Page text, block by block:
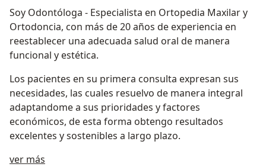
Soy Odontóloga - Especialista en Ortopedia Maxilar y
Ortodoncia, con más de 20 años de experiencia en
reestablecer una adecuada salud oral de manera
funcional y estética.
Los pacientes en su primera consulta expresan sus
necesidades, las cuales resuelvo de manera integral
adaptandome a sus prioridades y factores
económicos, de esta forma obtengo resultados
excelentes y sostenibles a largo plazo.
ver más